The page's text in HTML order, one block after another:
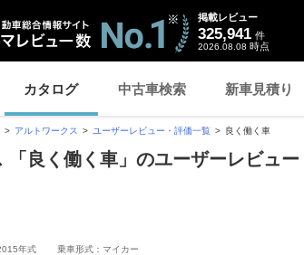
掲載レビュー
325,941 件
2026.08.08 時点
カタログ 中古車検索 新車見積り
アルトワークス ユーザーレビュー・評価一覧 良く働く車
「良く働く車」のユーザーレビュー
年式 乗車形式：マイカー